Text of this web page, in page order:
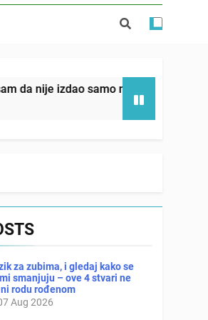
kćer, nego je
ljubavnicom,
već čekaju
samo našu kćer, nego je svojim
za zubima, i gledaj kako se
smanjuju – ove 4 stvari ne
rodu rođenom
Aug 2026